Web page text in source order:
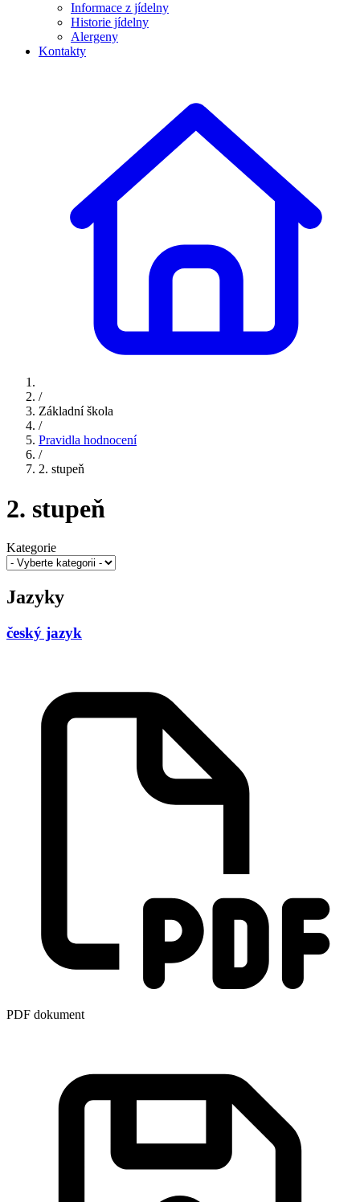
Informace z jídelny
Historie jídelny
Alergeny
Kontakty
/
Základní škola
/
Pravidla hodnocení
/
2. stupeň
2. stupeň
Kategorie
Jazyky
český jazyk
PDF dokument